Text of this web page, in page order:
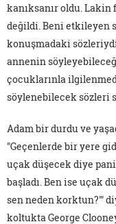
kanıksanır oldu. Lakin
değildi. Beni etkileyen
konuşmadaki
annenin
çocuklarınla
söylenebilecek sözleri
Adam bir durdu ve
"Geçenlerde bir yere
uçak düşecek diye
başladı. Ben ise uçak
sen neden korktun?'"
koltukta George